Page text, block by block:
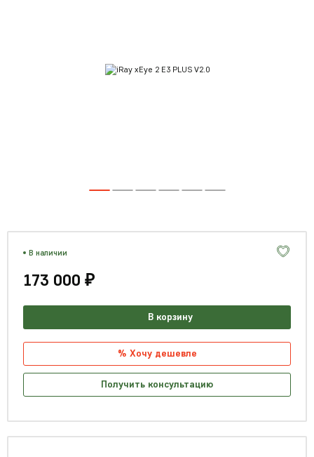
В наличии
173 000 ₽
В корзину
% Хочу дешевле
Получить консультацию